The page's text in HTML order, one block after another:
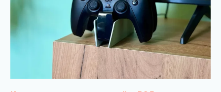
Уютное пространство для праздников, оснащённое
современной консолью PS5
Подробнее